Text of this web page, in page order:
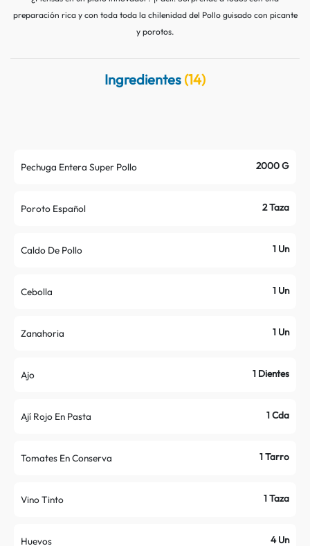
Datos curiosos
Mitos
Preparaciones
preparación rica y con toda toda la chilenidad del Pollo guisado con picante
y porotos.
Ingredientes (14)
Pechuga Entera Super Pollo 2000 G
Poroto Español 2 Taza
Caldo De Pollo 1 Un
Cebolla 1 Un
Zanahoria 1 Un
Ajo 1 Dientes
Ají Rojo En Pasta 1 Cda
Tomates En Conserva 1 Tarro
Vino Tinto 1 Taza
Huevos 4 Un